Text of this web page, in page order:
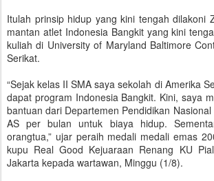
Itulah prinsip hidup yang kini tengah dilakoni
mantan atlet Indonesia Bangkit yang kini
kuliah di University of Maryland Baltimore
Serikat.
“Sejak kelas II SMA saya sekolah di Amerika
dapat program Indonesia Bangkit. Kini, saya
bantuan dari Departemen Pendidikan
AS per bulan untuk biaya hidup.
orangtua,” ujar peraih medali medali emas
kupu Real Good Kejuaraan Renang KU
Jakarta kepada wartawan, Minggu (1/8).